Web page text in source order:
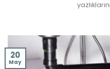
20
May